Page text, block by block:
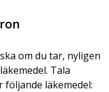
om du tar, nyligen
Tala
läkemedel: